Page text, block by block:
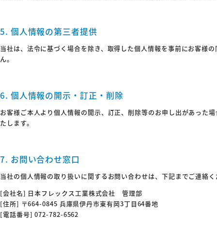
5. 個人情報の第三者提供
当社は、法令に基づく場合を除き、取得した個人情報を事前にお客様
ん。
6. 個人情報の開示・訂正・削除
お客様ご本人より個人情報の開示、訂正、削除等のお申し出があった
たします。
7. お問い合わせ窓口
当社の個人情報の取り扱いに関するお問い合わせは、下記までご連絡
[会社名] 日本フレックス工業株式会社 管理部
[住所] 〒664-0845 兵庫県伊丹市東有岡3丁目64番地
[電話番号] 072-782-6562